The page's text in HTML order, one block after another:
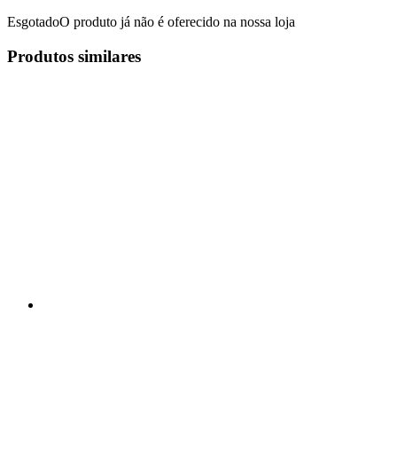
EsgotadoO produto já não é oferecido na nossa loja
Produtos similares